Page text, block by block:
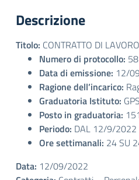
Descrizione
Titolo: CONTRATTO DI
Numero di protocollo:
Data di emissione: 12/
Ragione dell’incarico:
Graduatoria Istituto:
Posto in graduatoria:
Periodo: DAL 12/9/
Ore settimanali: 24 SU
Data: 12/09/2022